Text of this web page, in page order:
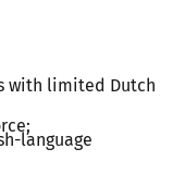
with limited Dutch
language